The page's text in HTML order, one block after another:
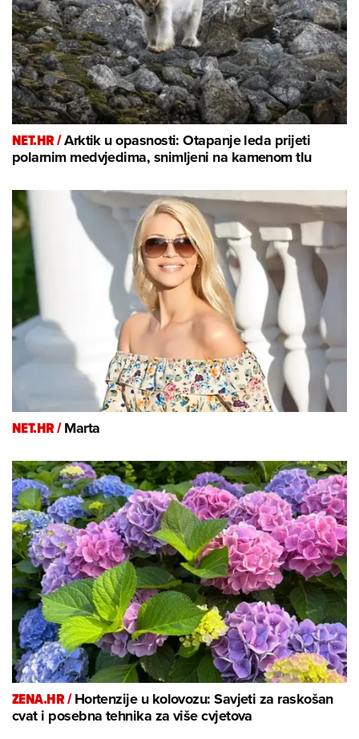
NET.HR /Arktik u opasnosti: Otapanje leda prijeti
polarnim medvjedima, snimljeni na kamenom tlu
NET.HR /Marta
ZENA.HR /Hortenzije u kolovozu: Savjeti za raskošan
cvat i posebna tehnika za više cvjetova